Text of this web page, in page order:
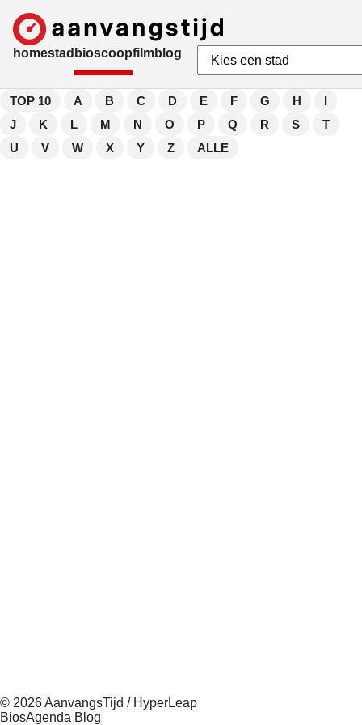
homestad bioscoopfilmblog
TOP 10 A B C D E F G H
I
J
K L M N O P Q R S
T
U
V W X Y Z ALLE
© 2026 AanvangsTijd / HyperLeap
BiosAgenda Blog